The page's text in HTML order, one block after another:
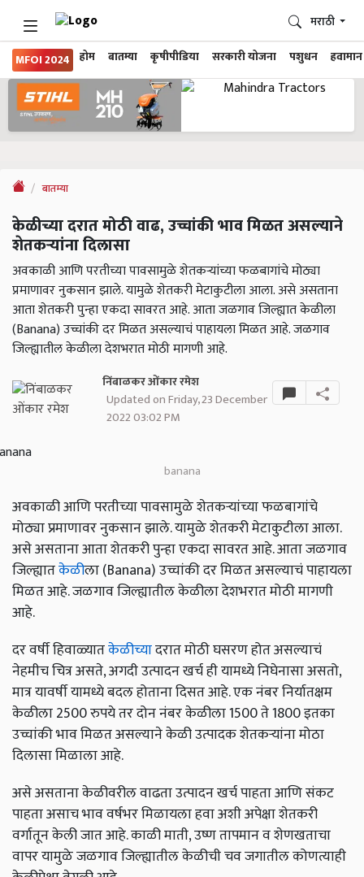
MFOI 2024 होम बातम्या कृषीपीडिया सरकारी योजना पशुधन हवामान
मराठी
बातम्या
केळीच्या दरात मोठी वाढ, उच्चांकी भाव मिळत असल्याने
शेतकऱ्यांना दिलासा
अवकाळी आणि परतीच्या पावसामुळे शेतकऱ्यांच्या फळबागांचे मोठ्या
प्रमाणावर नुकसान झाले. यामुळे शेतकरी मेटाकुटीला आला. असे असताना
आता शेतकरी पुन्हा एकदा सावरत आहे. आता जळगाव जिल्ह्यात केळीला
(Banana) उच्चांकी दर मिळत असल्याचं पाहायला मिळत आहे. जळगाव
जिल्ह्यातील केळीला देशभरात मोठी मागणी आहे.
निंबाळकर ओंकार रमेश
Updated on Friday, 23 December
2022 03:02 PM
banana
अवकाळी आणि परतीच्या पावसामुळे शेतकऱ्यांच्या फळबागांचे
मोठ्या प्रमाणावर नुकसान झाले. यामुळे शेतकरी मेटाकुटीला आला.
असे असताना आता शेतकरी पुन्हा एकदा सावरत आहे. आता जळगाव
जिल्ह्यातकेळीला (Banana) उच्चांकी दर मिळत असल्याचं पाहायला
मिळत आहे. जळगाव जिल्ह्यातील केळीला देशभरात मोठी मागणी
आहे.
दर वर्षी हिवाळ्यातकेळीच्यादरात मोठी घसरण होत असल्याचं
नेहमीच चित्र असते, अगदी उत्पादन खर्च ही यामध्ये निघेनासा असतो,
मात्र यावर्षी यामध्ये बदल होताना दिसत आहे. एक नंबर निर्यातक्षम
केळीला 2500 रुपये तर दोन नंबर केळीला 1500 ते 1800 इतका
उच्चांकी भाव मिळत असल्याने केळी उत्पादक शेतकऱ्यांना मोठा
दिलासा मिळाला आहे.
असे असताना केळीवरील वाढता उत्पादन खर्च पाहता आणि संकट
पाहता असाच भाव वर्षभर मिळायला हवा अशी अपेक्षा शेतकरी
वर्गातून केली जात आहे. काळी माती, उष्ण तापमान व शेणखताचा
वापर यामुळे जळगाव जिल्ह्यातील केळीची चव जगातील कोणत्याही